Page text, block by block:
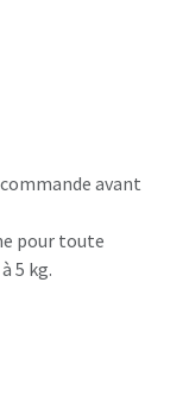
avant
pour toute
5 kg.